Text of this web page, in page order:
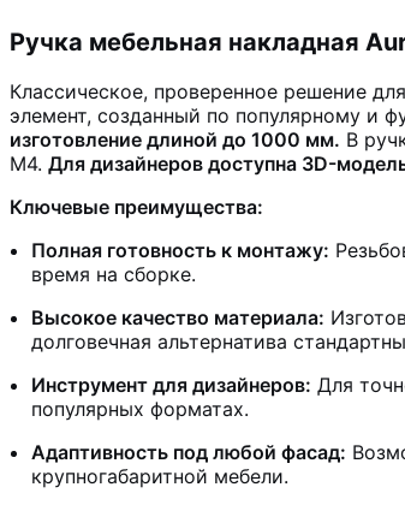
Ручка мебельная накладная
Классическое, проверенное решение
элемент, созданный по популярному и
изготовление длиной до 1000 мм. В
М4. Для дизайнеров доступна 3D-
Ключевые преимущества:
Полная готовность к монтажу:
время на сборке.
Высокое качество материала:
долговечная альтернатива
Инструмент для дизайнеров: Для
популярных форматах.
Адаптивность под любой фасад:
крупногабаритной мебели.